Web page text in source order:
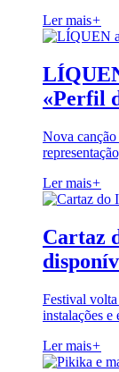
Ler mais+
«Perfil
Nova
Ler mais+
Cartaz
Festival volta
instalações e
Ler mais+